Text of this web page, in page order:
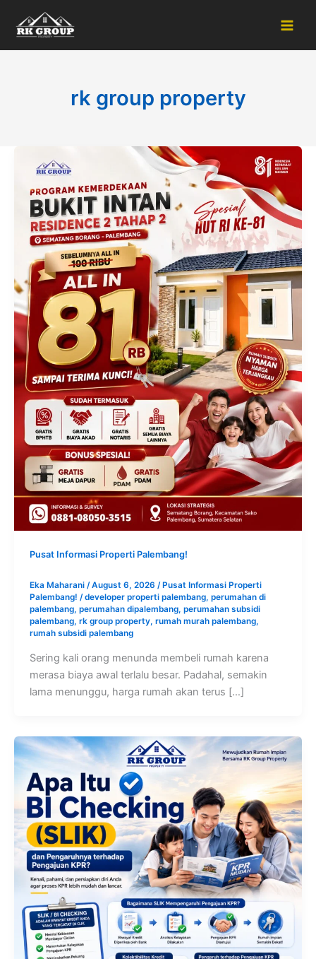
content
rk group property
Pusat Informasi Properti Palembang!
Eka Maharani /August 6, 2026 / Pusat Informasi Properti
Palembang! /developer properti palembang, perumahan di
palembang, perumahan dipalembang, perumahan subsidi
palembang, rk group property, rumah murah palembang,
rumah subsidi palembang
Sering kali orang menunda membeli rumah karena
merasa biaya awal terlalu besar. Padahal, semakin
lama menunggu, harga rumah akan terus […]